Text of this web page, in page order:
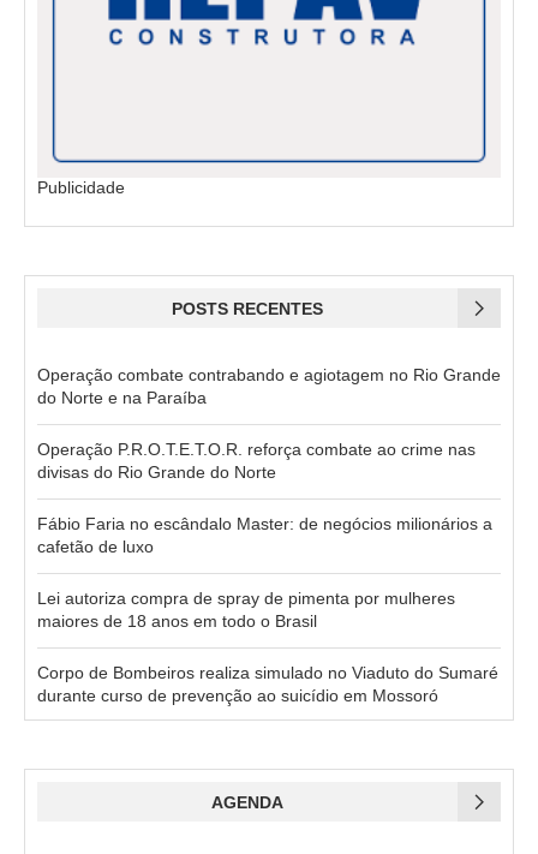
Publicidade
POSTS RECENTES
Operação combate contrabando e agiotagem no Rio Grande
do Norte e na Paraíba
Operação P.R.O.T.E.T.O.R. reforça combate ao crime nas
divisas do Rio Grande do Norte
Fábio Faria no escândalo Master: de negócios milionários a
cafetão de luxo
Lei autoriza compra de spray de pimenta por mulheres
maiores de 18 anos em todo o Brasil
Corpo de Bombeiros realiza simulado no Viaduto do Sumaré
durante curso de prevenção ao suicídio em Mossoró
AGENDA